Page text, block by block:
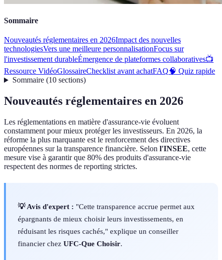
Sommaire
Nouveautés réglementaires en 2026Impact des nouvelles
technologiesVers une meilleure personnalisationFocus sur
l'investissement durableÉmergence de plateformes collaboratives📺
Ressource VidéoGlossaireChecklist avant achatFAQ🧠 Quiz rapide
Sommaire(10 sections)
Nouveautés réglementaires en 2026
Les réglementations en matière d'assurance-vie évoluent
constamment pour mieux protéger les investisseurs. En 2026, la
réforme la plus marquante est le renforcement des directives
européennes sur la transparence financière. Selon l'INSEE, cette
mesure vise à garantir que 80% des produits d'assurance-vie
respectent des normes de reporting strictes.
💡 Avis d'expert : "Cette transparence accrue permet aux
épargnants de mieux choisir leurs investissements, en
réduisant les risques cachés," explique un conseiller
financier chez UFC-Que Choisir.